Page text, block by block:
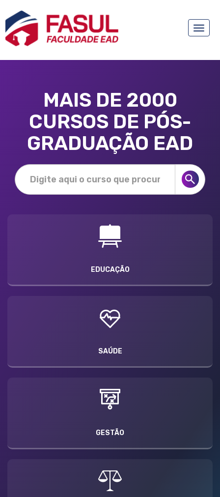
Toggle
MAIS DE 2000
CURSOS DE PÓS-
GRADUAÇÃO EAD
EDUCAÇÃO
SAÚDE
GESTÃO